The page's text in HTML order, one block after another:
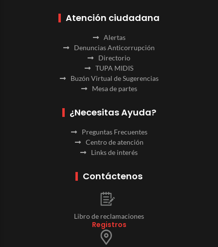
Atención ciudadana
Alertas
Denuncias Anticorrupción
Directorio
TUPA MIDIS
Buzón Virtual de Sugerencias
Mesa de partes
¿Necesitas Ayuda?
Preguntas Frecuentes
Centro de atención
Links de interés
Contáctenos
Libro de reclamaciones
Registros